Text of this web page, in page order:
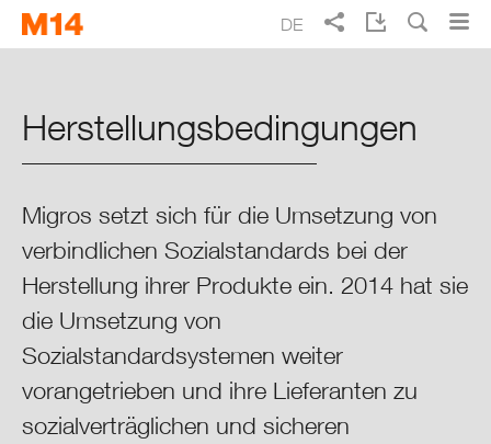
Skip
to
Skip
to
Täglich besser leben
Integrierter Lagebericht
Migros im Überblick
Migros im Kontext
Finanzen
DE
Herstellungs­bedingungen
Migros setzt sich für die Umsetzung von
verbindlichen Sozialstandards bei der
Herstellung ihrer Produkte ein. 2014 hat sie
die Umsetzung von
Sozialstandardsystemen weiter
vorangetrieben und ihre Lieferanten zu
sozialverträglichen und sicheren